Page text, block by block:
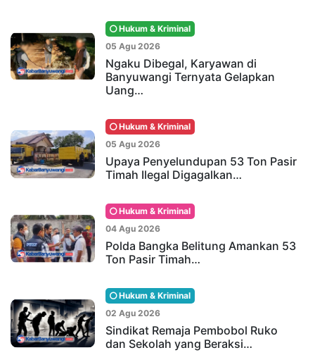
Hukum & Kriminal
05 Agu 2026
Ngaku Dibegal, Karyawan di
Banyuwangi Ternyata Gelapkan
Uang…
Hukum & Kriminal
05 Agu 2026
Upaya Penyelundupan 53 Ton Pasir
Timah Ilegal Digagalkan…
Hukum & Kriminal
04 Agu 2026
Polda Bangka Belitung Amankan 53
Ton Pasir Timah…
Hukum & Kriminal
02 Agu 2026
Sindikat Remaja Pembobol Ruko
dan Sekolah yang Beraksi…